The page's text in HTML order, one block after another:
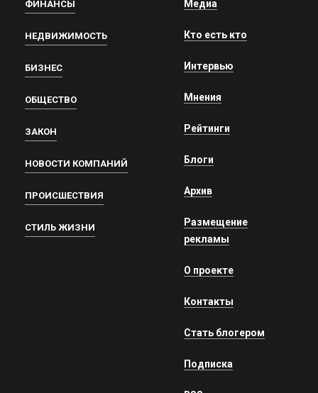
ФИНАНСЫ
НЕДВИЖИМОСТЬ
БИЗНЕС
ОБЩЕСТВО
ЗАКОН
НОВОСТИ КОМПАНИЙ
ПРОИСШЕСТВИЯ
СТИЛЬ ЖИЗНИ
Медиа
Кто есть кто
Интервью
Мнения
Рейтинги
Блоги
Архив
Размещение
рекламы
О проекте
Контакты
Стать блогером
Подписка